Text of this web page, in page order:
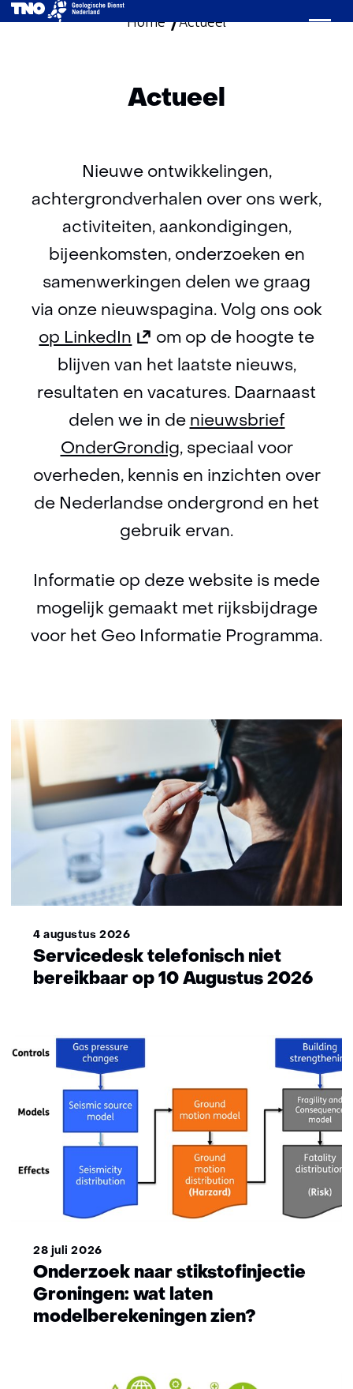
Ga
inhoud
Home
Actueel
Actueel
Nieuwe ontwikkelingen,
achtergrondverhalen over ons werk,
activiteiten, aankondigingen,
bijeenkomsten, onderzoeken en
samenwerkingen delen we graag
via onze nieuwspagina. Volg ons ook
op LinkedIn (opent
in
nieuw
venster)
(verwijst
naar
een
andere
om op de hoogte te
blijven van het laatste nieuws,
resultaten en vacatures. Daarnaast
delen we in de nieuwsbrief
OnderGrondig, speciaal voor
overheden, kennis en inzichten over
de Nederlandse ondergrond en het
gebruik ervan.
Informatie op deze website is mede
mogelijk gemaakt met rijksbijdrage
voor het Geo Informatie Programma.
4 augustus 2026
Servicedesk telefonisch niet
bereikbaar op 10 Augustus 2026
28 juli 2026
Onderzoek naar stikstofinjectie
Groningen: wat laten
modelberekeningen zien?